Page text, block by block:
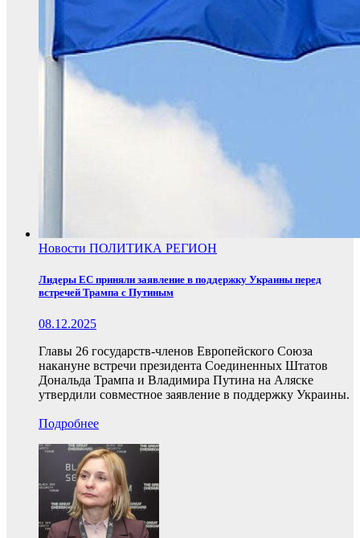
Новости ПОЛИТИКА РЕГИОН
Лидеры ЕС приняли заявление в поддержку Украины перед
встречей Трампа с Путиным
08.12.2025
Главы 26 государств-членов Европейского Союза
накануне встречи президента Соединенных Штатов
Дональда Трампа и Владимира Путина на Аляске
утвердили совместное заявление в поддержку Украины.
Подробнее